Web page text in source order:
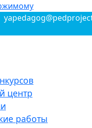
для педагогов
центр
работы